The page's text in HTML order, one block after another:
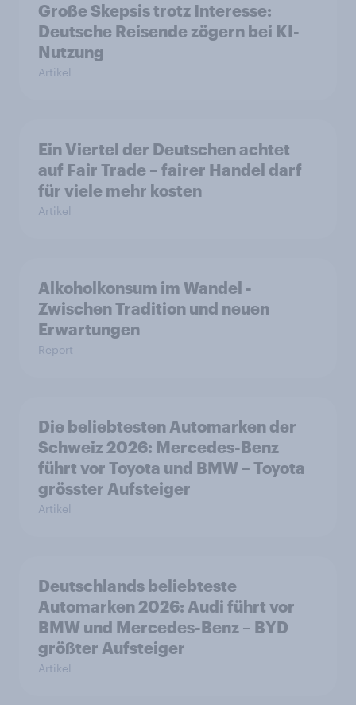
Große Skepsis trotz Interesse:
Deutsche Reisende zögern bei KI-
Nutzung
Artikel
Ein Viertel der Deutschen achtet
auf Fair Trade – fairer Handel darf
für viele mehr kosten
Artikel
Alkoholkonsum im Wandel​ -
Zwischen Tradition und neuen
Erwartungen
Report
Die beliebtesten Automarken der
Schweiz 2026: Mercedes-Benz
führt vor Toyota und BMW – Toyota
grösster Aufsteiger
Artikel
Deutschlands beliebteste
Automarken 2026: Audi führt vor
BMW und Mercedes-Benz – BYD
größter Aufsteiger
Artikel